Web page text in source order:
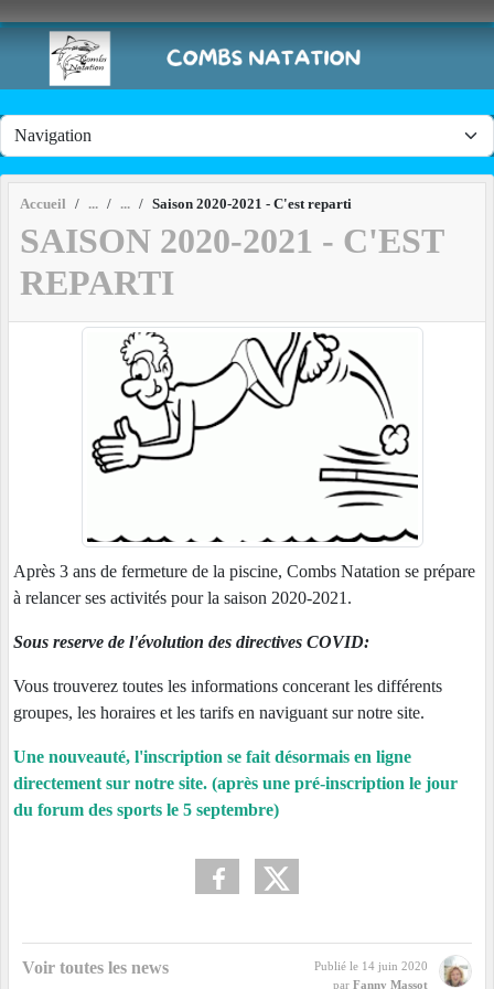
Accueil Saison 2020-2021 - C'est reparti
SAISON 2020-2021 - C'EST
REPARTI
Après 3 ans de fermeture de la piscine, Combs Natation se prépare
à relancer ses activités pour la saison 2020-2021.
Sous reserve de l'évolution des directives COVID:
Vous trouverez toutes les informations concerant les différents
groupes, les horaires et les tarifs en naviguant sur notre site.
Une nouveauté, l'inscription se fait désormais en ligne
directement sur notre site. (après une pré-inscription le jour
du forum des sports le 5 septembre)
Voir toutes les news Publié le 14 juin 2020
par Fanny Massot